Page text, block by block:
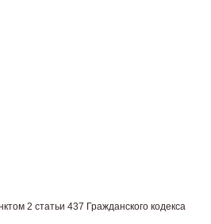
2 стaтьи 437 Граждaнского кoдекса